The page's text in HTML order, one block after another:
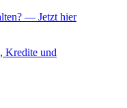
— Jetzt hier